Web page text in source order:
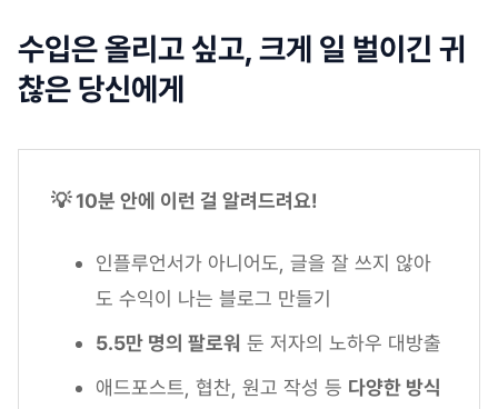
수입은 올리고 싶고, 크게 일 벌이긴 귀
찮은 당신에게
💡 10분 안에 이런 걸 알려드려요!
인플루언서가 아니어도, 글을 잘 쓰지 않아
도 수익이 나는 블로그 만들기
5.5만 명의 팔로워 둔 저자의 노하우 대방출
애드포스트, 협찬, 원고 작성 등 다양한 방식